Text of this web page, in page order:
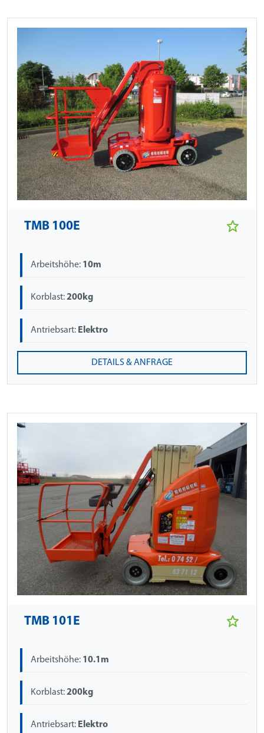
TMB 100E
Arbeitshöhe: 10m
Korblast:200kg
Antriebsart: Elektro
DETAILS & ANFRAGE
TMB 101E
Arbeitshöhe: 10.1m
Korblast:200kg
Antriebsart: Elektro